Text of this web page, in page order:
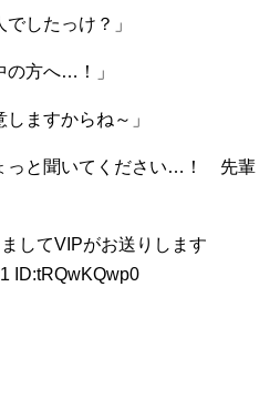
したっけ？」
の方へ…！」
ますからね～」
と聞いてください…！ 先輩
してVIPがお送りします
ID:tRQwKQwp0